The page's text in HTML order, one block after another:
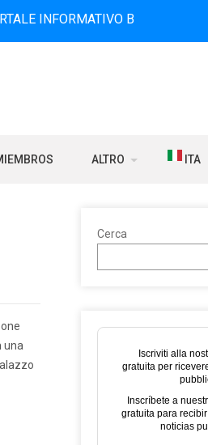
BILINGUE CHE DAL
ALTRO ITA
una
Cerca
Iscriviti alla
gratuita per
Inscríbete a
gratuita para
noticias